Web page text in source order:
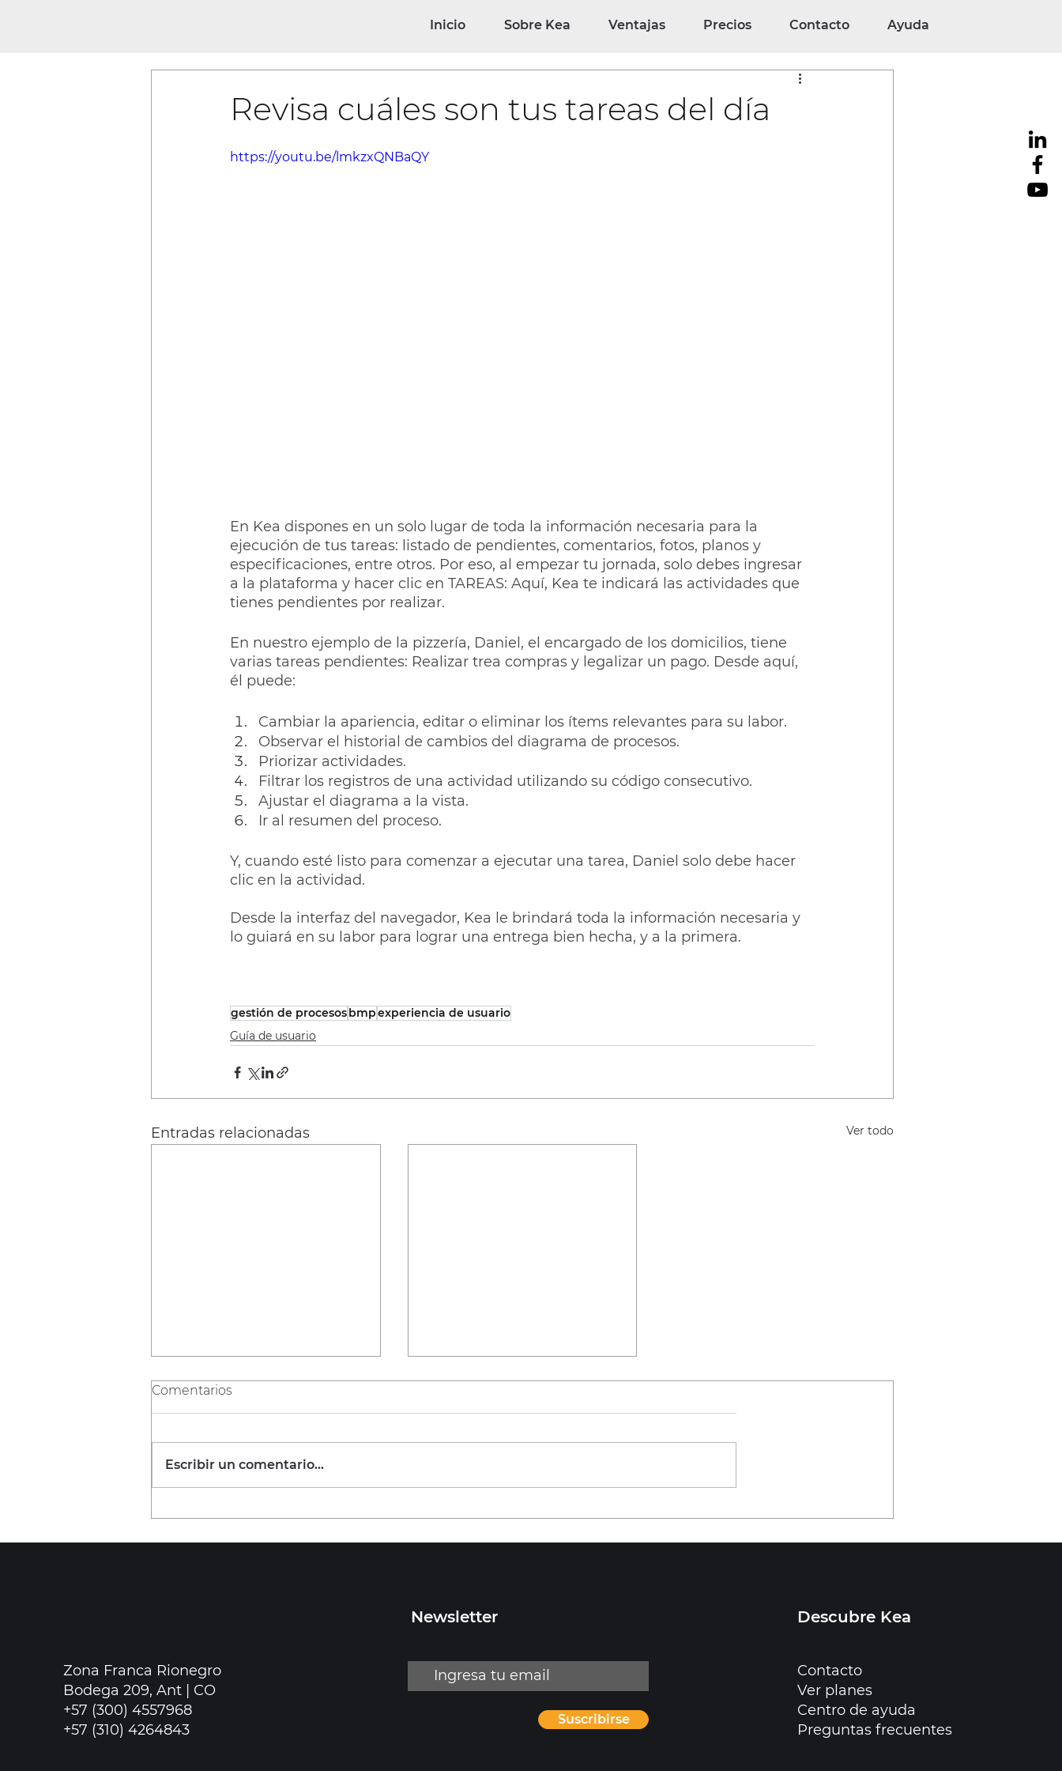
Inicio Sobre Kea Ventajas Precios Contacto Ayuda
Revisa cuáles son tus tareas del día
https://youtu.be/lmkzxQNBaQY
En Kea dispones en un solo lugar de toda la información necesaria para la
ejecución de tus tareas: listado de pendientes, comentarios, fotos, planos y
especificaciones, entre otros. Por eso, al empezar tu jornada, solo debes ingresar
a la plataforma y hacer clic en TAREAS: Aquí, Kea te indicará las actividades que
En nuestro ejemplo de la pizzería, Daniel, el encargado de los domicilios, tiene
varias tareas pendientes: Realizar trea compras y legalizar un pago. Desde aquí,
él puede:
Cambiar la apariencia, editar o eliminar los ítems relevantes para su labor.
Observar el historial de cambios del diagrama de procesos.
Priorizar actividades.
Filtrar los registros de una actividad utilizando su código consecutivo.
Ajustar el diagrama a la vista.
Ir al resumen del proceso.
Y, cuando esté listo para comenzar a ejecutar una tarea, Daniel solo debe hacer
clic en la actividad.
Desde la interfaz del navegador, Kea le brindará toda la información necesaria y
lo guiará en su labor para lograr una entrega bien hecha, y a la primera.
gestión de procesosbmpexperiencia de usuario
Guía de usuario
Entradas relacionadas Ver todo
Comentarios
Escribir un comentario...
Zona Franca Rionegro
Bodega 209, Ant | CO
+57 (300) 4557968
+57 (310) 4264843
Newsletter
Suscribirse
Descubre Kea
Contacto
Ver planes
Centro de ayuda
Preguntas frecuentes